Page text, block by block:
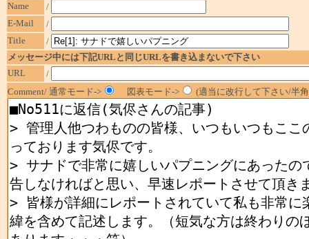
Name
/
E-Mail
/
Title
/
メッセージ中には下記URLと同じURLを書き込まないで下さい
URL
/
Comment/ 通常モード->
図表モード-> (適当に改行して下さい/半